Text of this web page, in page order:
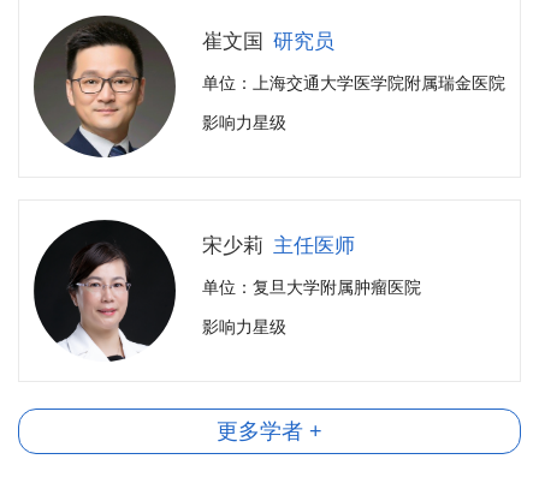
崔文国 研究员
单位：上海交通大学医学院附属瑞金医院
影响力星级
宋少莉 主任医师
单位：复旦大学附属肿瘤医院
影响力星级
更多学者 +